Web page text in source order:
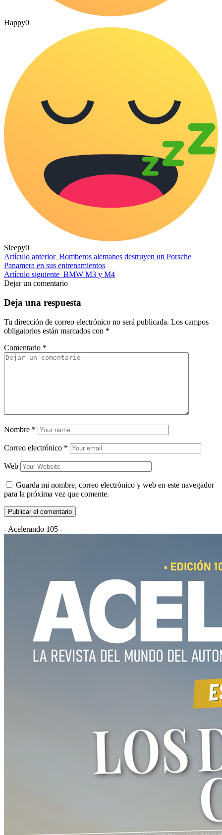
Happy0
Sleepy0
Artículo anterior Bomberos alemanes destruyen un Porsche
Panamera en sus entrenamientos
Artículo siguiente BMW M3 y M4
Dejar un comentario
Deja una respuesta
Tu dirección de correo electrónico no será publicada. Los campos
obligatorios están marcados con *
Comentario *
Nombre *
Correo electrónico *
Web
Guarda mi nombre, correo electrónico y web en este navegador
para la próxima vez que comente.
- Acelerando 105 -